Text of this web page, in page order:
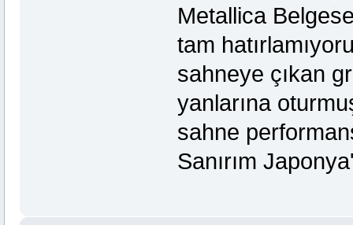
Metallica
tam
sahneye çıkan
yanlarına
sahne
Sanırım